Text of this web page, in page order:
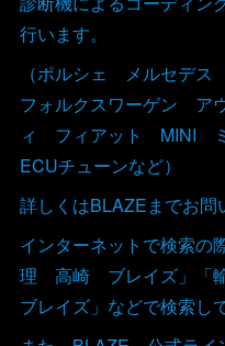
行います。
（ポルシェ メルセ
フォルクスワーゲン
ィ フィアット MINI
ECUチューンなど）
詳しくはBLAZEまでお問
インターネットで検索
理 高崎 ブレイズ」「
ブレイズ」などで検索し